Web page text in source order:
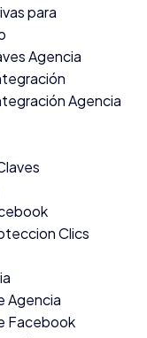
para
Agencia
Agencia
Clics
Agencia
Facebook